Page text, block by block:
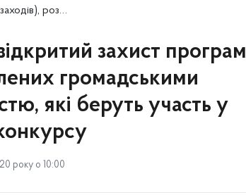
у другому етапі конкурсу
захист програм
громадськими
які беруть участь у
року о 10:00